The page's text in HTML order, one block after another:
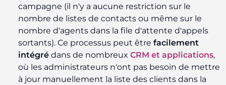
campagne (il n'y a aucune restriction sur le
nombre de listes de contacts ou même sur le
nombre d'agents dans la file d'attente d'appels
sortants). Ce processus peut être facilement
intégré dans de nombreux CRM et applications,
où les administrateurs n'ont pas besoin de mettre
à jour manuellement la liste des clients dans la